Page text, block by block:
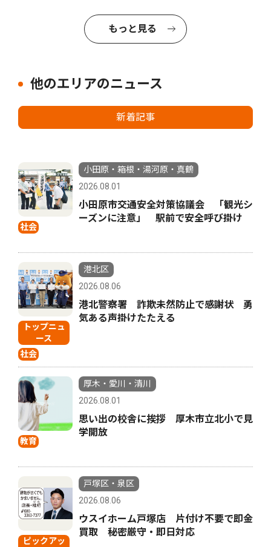
もっと見る
他のエリアのニュース
新着記事
社会
小田原・箱根・湯河原・真鶴
2026.08.01
小田原市交通安全対策協議会 「観光シ
ーズンに注意」 駅前で安全呼び掛け
トップニュ
ース
社会
港北区
2026.08.06
港北警察署 詐欺未然防止で感謝状 勇
気ある声掛けたたえる
教育
厚木・愛川・清川
2026.08.01
思い出の校舎に挨拶 厚木市立北小で見
学開放
ピックアッ
戸塚区・泉区
2026.08.06
ウスイホーム戸塚店 片付け不要で即金
買取 秘密厳守・即日対応